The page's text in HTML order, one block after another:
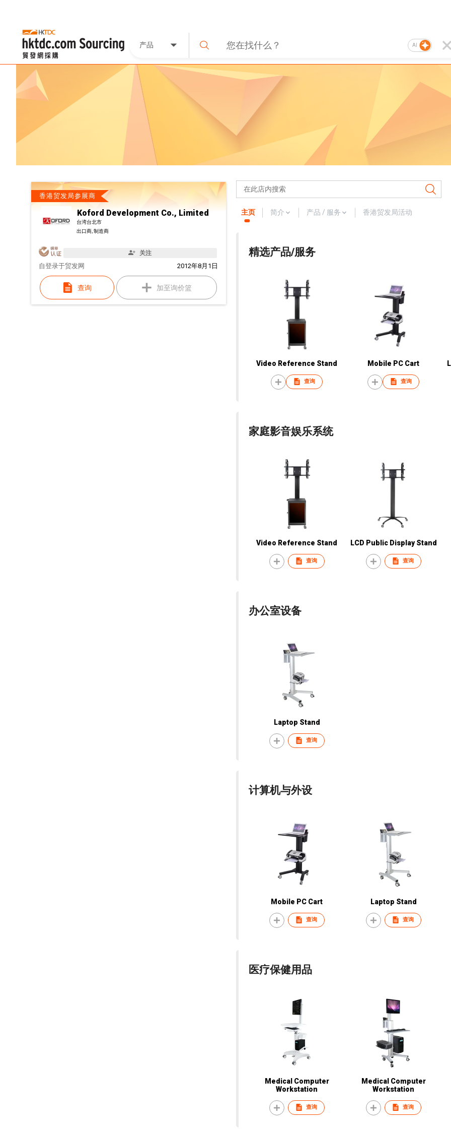
产品 AI
香港贸发局参展商
Koford Development Co., Limited
台湾台北市
出口商, 制造商
关注
自 2012年8月1日
登录于贸发网
查询 加至询价篮
主页 简介 产品 / 服务 香港贸发局活动
精选产品/服务
Video Reference Stand
查询
Mobile PC Cart
查询
家庭影音娱乐系统
Video Reference Stand
查询
LCD Public Display Stand
查询
办公室设备
Laptop Stand
查询
计算机与外设
Mobile PC Cart
查询
Laptop Stand
查询
医疗保健用品
Medical Computer
Workstation
查询
Medical Computer
Workstation
查询